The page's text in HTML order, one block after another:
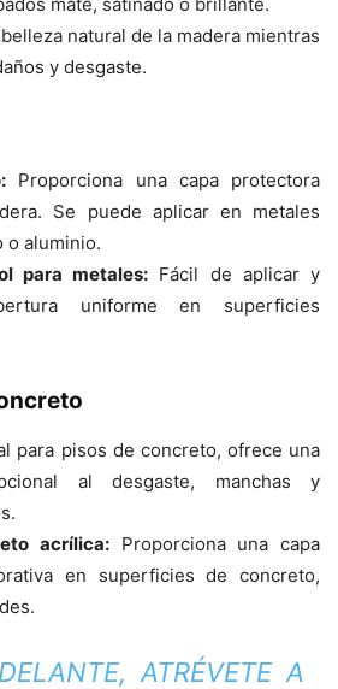
natural de la madera mientras
y desgaste.
Proporciona una capa protectora
Se puede aplicar en metales
o aluminio.
para metales: Fácil de aplicar y
uniforme en superficies
para pisos de concreto, ofrece una
al desgaste, manchas y
acrílica: Proporciona una capa
en superficies de concreto,
ATRÉVETE A